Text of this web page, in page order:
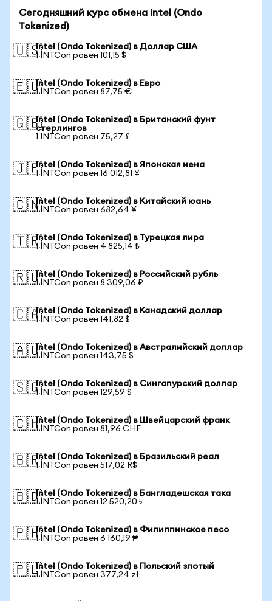
Сегодняшний курс обмена Intel (Ondo
Tokenized)
🇺🇸Intel (Ondo Tokenized) в Доллар США
1 INTCon равен 101,15 $
🇪🇺Intel (Ondo Tokenized) в Евро
1 INTCon равен 87,75 €
🇬🇧Intel (Ondo Tokenized) в Британский фунт
стерлингов
1 INTCon равен 75,27 £
🇯🇵Intel (Ondo Tokenized) в Японская иена
1 INTCon равен 16 012,81 ¥
🇨🇳Intel (Ondo Tokenized) в Китайский юань
1 INTCon равен 682,64 ¥
🇹🇷Intel (Ondo Tokenized) в Турецкая лира
1 INTCon равен 4 825,14 ₺
🇷🇺Intel (Ondo Tokenized) в Российский рубль
1 INTCon равен 8 309,06 ₽
🇨🇦Intel (Ondo Tokenized) в Канадский доллар
1 INTCon равен 141,82 $
🇦🇺Intel (Ondo Tokenized) в Австралийский доллар
1 INTCon равен 143,75 $
🇸🇬Intel (Ondo Tokenized) в Сингапурский доллар
1 INTCon равен 129,59 $
🇨🇭Intel (Ondo Tokenized) в Швейцарский франк
1 INTCon равен 81,96 CHF
🇧🇷Intel (Ondo Tokenized) в Бразильский реал
1 INTCon равен 517,02 R$
🇧🇩Intel (Ondo Tokenized) в Бангладешская така
1 INTCon равен 12 520,20 ৳
🇵🇭Intel (Ondo Tokenized) в Филиппинское песо
1 INTCon равен 6 160,19 ₱
🇵🇱Intel (Ondo Tokenized) в Польский злотый
1 INTCon равен 377,24 zł